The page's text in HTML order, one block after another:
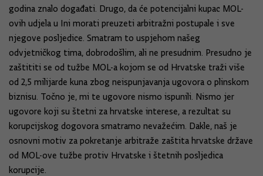
godina znalo događati. Drugo, da će potencijalni kupac MOL-
ovih udjela u Ini morati preuzeti arbitražni postupale i sve
njegove posljedice. Smatram to uspjehom našeg
odvjetničkog tima, dobrodošlim, ali ne presudnim. Presudno je
zaštititi se od tužbe MOL-a kojom se od Hrvatske traži više
od 2,5 milijarde kuna zbog neispunjavanja ugovora o plinskom
biznisu. Točno je, mi te ugovore nismo ispunili. Nismo jer
ugovore koji su štetni za hrvatske interese, a rezultat su
korupcijskog dogovora smatramo nevažećim. Dakle, naš je
osnovni motiv za pokretanje arbitraže zaštita hrvatske države
od MOL-ove tužbe protiv Hrvatske i štetnih posljedica
korupcije.